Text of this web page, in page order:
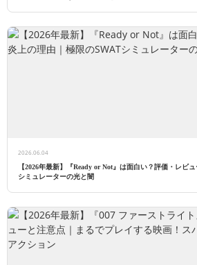
2026.06.04
【2026年最新】『Ready or Not』は面白い？評価・レビ
シミュレーターの光と闇